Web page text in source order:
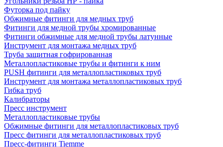
Футорка под пайку
Обжимные фитинги для медных труб
Фитинги для медной трубы хромированные
Фитинги обжимные для медной трубы латунные
Инструмент для монтажа медных труб
Труба защитная гофрированная
Металлопластиковые трубы и фитинги к ним
PUSH фитинги для металлопластиковых труб
Инструмент для монтажа металлопластиковых труб
Гибка труб
Калибраторы
Пресс инструмент
Металлопластиковые трубы
Обжимные фитинги для металлопластиковых труб
Пресс фитинги для металлопластиковых труб
Пресс-фитинги Tiemme